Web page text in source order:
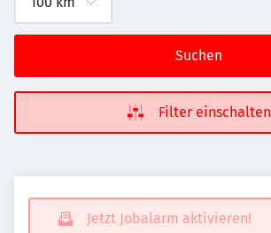
Suchen
Filter einschalten
Jetzt Jobalarm aktivieren!